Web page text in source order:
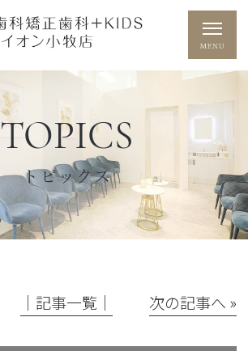
TOPICS
トピックス
│記事一覧│ 次の記事へ »